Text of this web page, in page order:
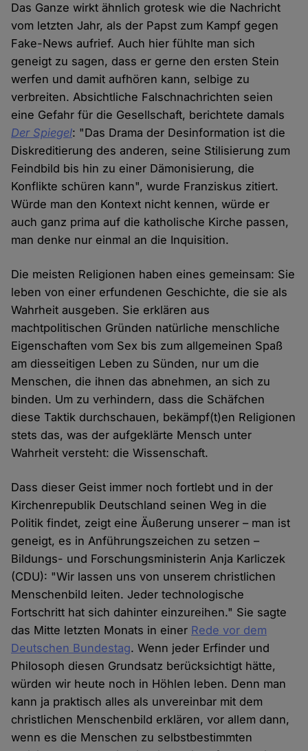
Das Ganze wirkt ähnlich grotesk wie die Nachricht
vom letzten Jahr, als der Papst zum Kampf gegen
Fake-News aufrief. Auch hier fühlte man sich
geneigt zu sagen, dass er gerne den ersten Stein
werfen und damit aufhören kann, selbige zu
verbreiten. Absichtliche Falschnachrichten seien
eine Gefahr für die Gesellschaft, berichtete damals
Der Spiegel: "Das Drama der Desinformation ist die
Diskreditierung des anderen, seine Stilisierung zum
Feindbild bis hin zu einer Dämonisierung, die
Konflikte schüren kann", wurde Franziskus zitiert.
Würde man den Kontext nicht kennen, würde er
auch ganz prima auf die katholische Kirche passen,
man denke nur einmal an die Inquisition.
Die meisten Religionen haben eines gemeinsam: Sie
leben von einer erfundenen Geschichte, die sie als
Wahrheit ausgeben. Sie erklären aus
machtpolitischen Gründen natürliche menschliche
Eigenschaften vom Sex bis zum allgemeinen Spaß
am diesseitigen Leben zu Sünden, nur um die
Menschen, die ihnen das abnehmen, an sich zu
binden. Um zu verhindern, dass die Schäfchen
diese Taktik durchschauen, bekämpf(t)en Religionen
stets das, was der aufgeklärte Mensch unter
Wahrheit versteht: die Wissenschaft.
Dass dieser Geist immer noch fortlebt und in der
Kirchenrepublik Deutschland seinen Weg in die
Politik findet, zeigt eine Äußerung unserer – man ist
geneigt, es in Anführungszeichen zu setzen –
Bildungs- und Forschungsministerin Anja Karliczek
(CDU): "Wir lassen uns von unserem christlichen
Menschenbild leiten. Jeder technologische
Fortschritt hat sich dahinter einzureihen." Sie sagte
das Mitte letzten Monats in einer Rede vor dem
Deutschen Bundestag. Wenn jeder Erfinder und
Philosoph diesen Grundsatz berücksichtigt hätte,
würden wir heute noch in Höhlen leben. Denn man
kann ja praktisch alles als unvereinbar mit dem
christlichen Menschenbild erklären, vor allem dann,
wenn es die Menschen zu selbstbestimmten